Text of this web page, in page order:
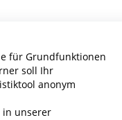
für Grundfunktionen
soll Ihr
anonym
in unserer